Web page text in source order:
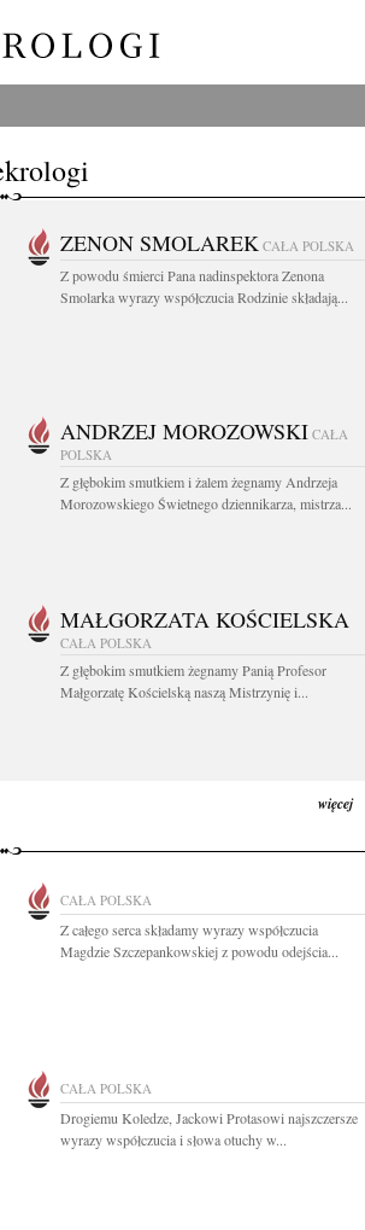
ZENON SMOLAREK CAŁA POLSKA
Z powodu śmierci Pana nadinspektora Zenona
Smolarka wyrazy współczucia Rodzinie składają...
ANDRZEJ MOROZOWSKI CAŁA
POLSKA
Z głębokim smutkiem i żalem żegnamy Andrzeja
Morozowskiego Świetnego dziennikarza, mistrza...
MAŁGORZATA KOŚCIELSKA
CAŁA POLSKA
Z głębokim smutkiem żegnamy Panią Profesor
Małgorzatę Kościelską naszą Mistrzynię i...
więcej
CAŁA POLSKA
Z całego serca składamy wyrazy współczucia
Magdzie Szczepankowskiej z powodu odejścia...
CAŁA POLSKA
Drogiemu Koledze, Jackowi Protasowi najszczersze
wyrazy współczucia i słowa otuchy w...